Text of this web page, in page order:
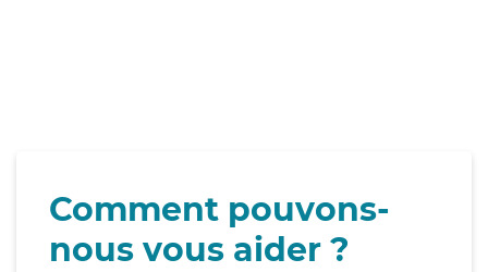
Comment pouvons-
nous vous aider ?